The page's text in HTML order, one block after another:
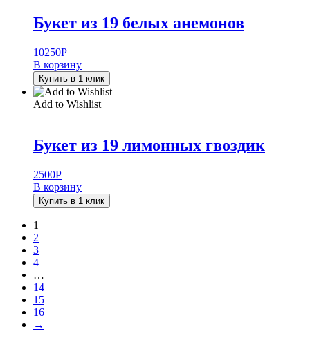
Букет из 19 белых анемонов
10250Р
В корзину
Купить в 1 клик
Add to Wishlist
Букет из 19 лимонных гвоздик
2500Р
В корзину
Купить в 1 клик
1
2
3
4
…
14
15
16
→